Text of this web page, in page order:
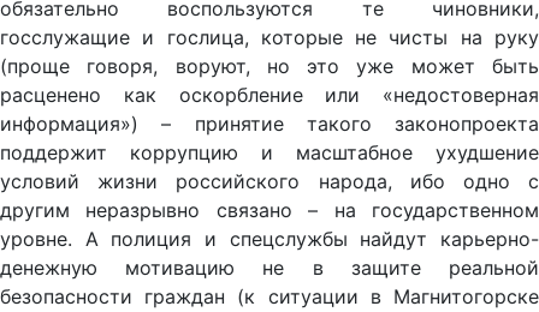
обязательно воспользуются те чиновники,
госслужащие и гослица, которые не чисты на руку
(проще говоря, воруют, но это уже может быть
расценено как оскорбление или «недостоверная
информация») – принятие такого законопроекта
поддержит коррупцию и масштабное ухудшение
условий жизни российского народа, ибо одно с
другим неразрывно связано – на государственном
уровне. А полиция и спецслужбы найдут карьерно-
денежную мотивацию не в защите реальной
безопасности граждан (к ситуации в Магнитогорске